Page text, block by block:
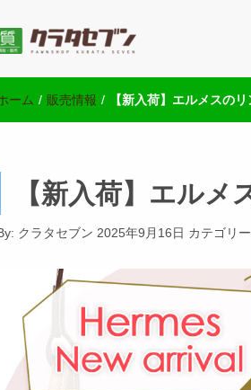
袋西口にて2店舗営業中のクラタセブン公
ーム / 販売情報 / 【新入荷】エルメスの
【新入荷】エル
クラタセブン 2025年9月16日 カテゴリ